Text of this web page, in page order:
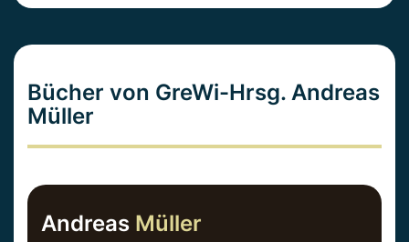
Bücher von GreWi-Hrsg. Andreas
Müller
Andreas Müller